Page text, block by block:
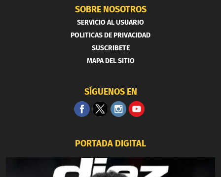
SOBRE NOSOTROS
SERVICIO AL USUARIO
POLITICAS DE PRIVACIDAD
SUSCRIBETE
MAPA DEL SITIO
SÍGUENOS EN
PORTADA DIGITAL